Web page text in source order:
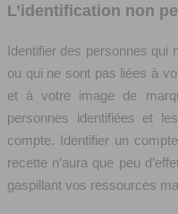
L’identification non
Identifier des personnes qui
ou qui ne sont pas liées à
et à votre image de
personnes identifiées et
compte. Identifier un
recette n’aura que peu
gaspillant vos ressources